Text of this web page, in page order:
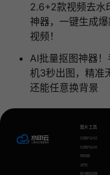
2.6+2款视频去水
神器，一键生成爆
视频！
AI批量抠图神器！
机3秒出图，精准
还能任意换背景
图片工具
在线图片去水印
在线图片加水印
智能抠图
证件照
图片模糊变清晰